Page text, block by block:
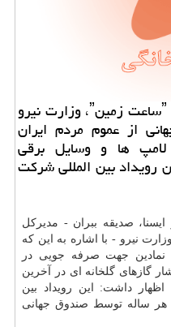
حیوان خانگی: همزمان با رویداد ˮساعت زمینˮ، وزارت نیرو
از عموم مردم ایران
ها و وسایل برقی
رویداد بین المللی شركت
صدیقه ببران - مدیركل
نیرو - با اشاره به این كه
جهت صرفه جویی در
گازهای گلخانه ای در آخرین
داشت: این رویداد بین
میلادی تابحال هر ساله توسط صندوق جهانی